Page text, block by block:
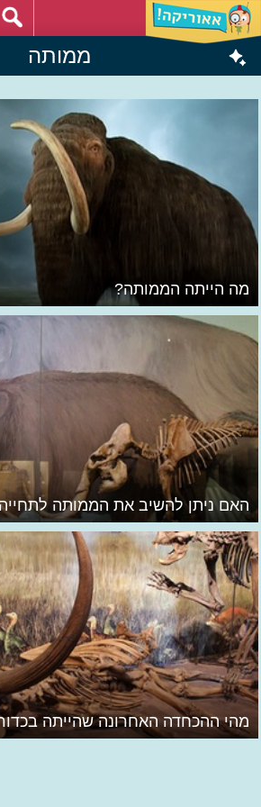
ממותה
מה הייתה הממותה?
האם ניתן להשיב את הממותה
מהי ההכחדה האחרונה שהייתה